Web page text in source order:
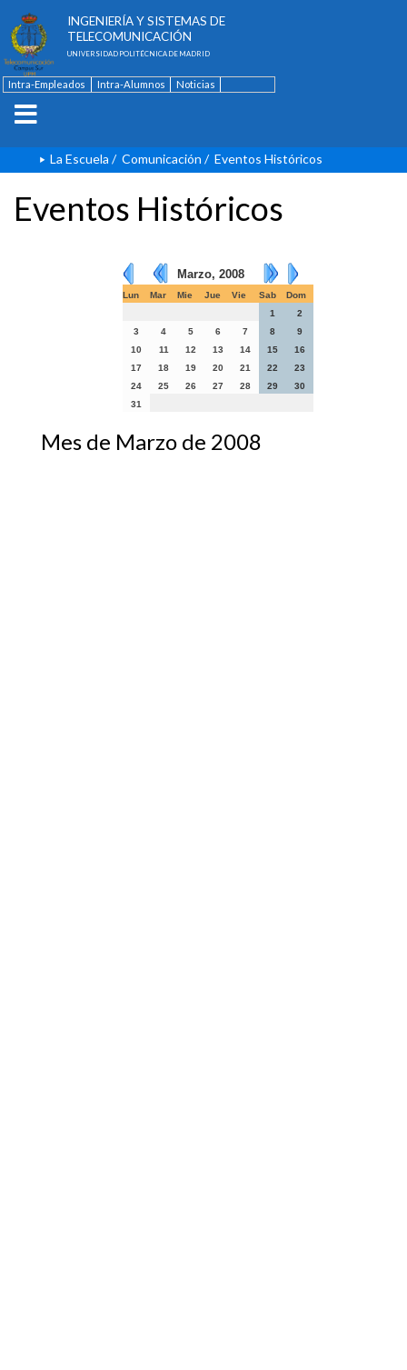
INGENIERÍA Y SISTEMAS DE
TELECOMUNICACIÓN
UNIVERSIDAD POLITÉCNICA DE MADRID
Intra-Empleados Intra-Alumnos
Noticias
La Escuela / Comunicación / Eventos Históricos
Eventos Históricos
Marzo, 2008
Lun Mar Mie Jue Vie Sab
Dom
1
2
3
4 5 6 7 8
9
10
11 12 13 14 15
16
17
18 19 20 21 22
23
24
25 26 27 28 29
30
31
Mes de Marzo de 2008